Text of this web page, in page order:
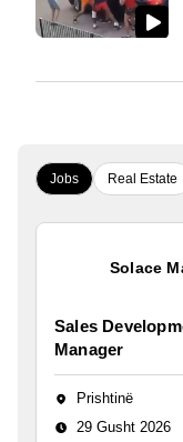
Jobs Real Estate
Solace
Sales
Manager
Prishtinë
29 Gusht 2026